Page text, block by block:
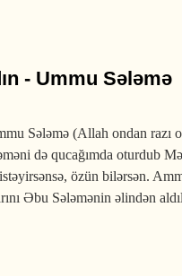
- Ummu Sələmə
Sələmə (Allah ondan razı
də qucağımda oturdub
özün bilərsən.
Əbu Sələmənin əlindən